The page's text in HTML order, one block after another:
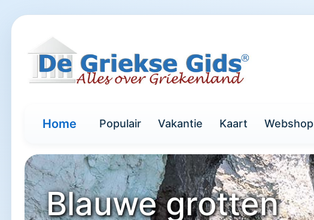
Home Populair Vakantie Kaart Webshop
Blauwe grotten